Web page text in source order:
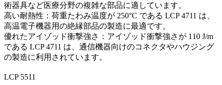
術器具など医療分野の複雑な部品に適しています。
高い耐熱性：荷重たわみ温度が 250°C である LCP 4711 は、
高温電子機器用の絶縁部品の製造に最適です。
優れたアイゾッド衝撃強さ：アイゾッド衝撃強さが 110 J/m
である LCP 4711 は、通信機器向けのコネクタやハウジング
の製造に利用されています。
LCP 5511